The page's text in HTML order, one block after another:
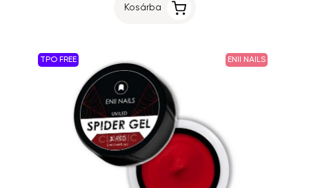
Kosárba
TPO FREE ENII NAILS